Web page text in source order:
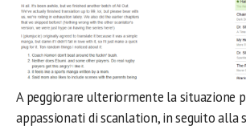
A peggiorare ulteriormente la situazione
appassionati di scanlation, in seguito alla